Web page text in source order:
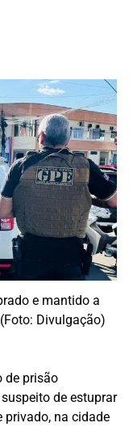
e mantido a
Divulgação)
de prisão
de estuprar
privado, na cidade